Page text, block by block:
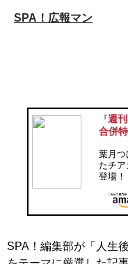
SPA！広報マン
『週
合併
葉月つ
たチ
登場！
SPA！編集部が「人生